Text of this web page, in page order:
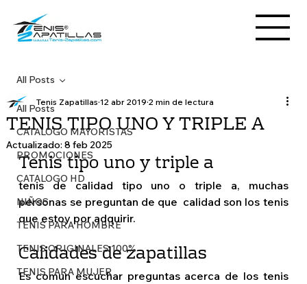
All Posts
CATALOGO MAYORISTAS
PROMOCIONES
CATALOGO HD
NIÑOS
TENIS PARA HOMBRE
TENIS ORIGINALES 100%
TENIS PARA MUJER
All Posts
TENIS TIPO UNO Y TRIPLE A
Tenis Zapatillas 12 abr 2019 2 min de lectura
Actualizado:8 feb 2025
Tenis tipo uno y triple a
tenis de calidad tipo uno o triple a, muchas
personas se preguntan de que  calidad son los tenis
que estoy por adquirir.
Calidades de zapatillas
Es comun escuchar preguntas acerca de los tenis